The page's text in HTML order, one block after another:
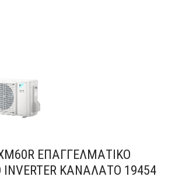
ΕΠΑΓΓΕΛΜΑΤΙΚΌ
INVERTER ΚΑΝΑΛΆΤΟ 19454